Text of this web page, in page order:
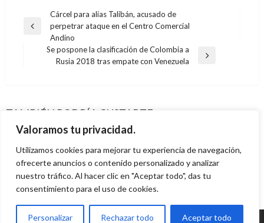
Valoramos tu privacidad.
Utilizamos cookies para mejorar tu experiencia de navegación,
ofrecerte anuncios o contenido personalizado y analizar
nuestro tráfico. Al hacer clic en "Aceptar todo", das tu
consentimiento para el uso de cookies.
Personalizar Rechazar todo Aceptar todo
Navegación
de
entradas
Entrada
anterior
Cárcel para alias Talibán, acusado de
perpetrar ataque en el Centro Comercial
Andino
Entrada
Se pospone la clasificación de Colombia a
Rusia 2018 tras empate con Venezuela
TAMBIÉN PODRÍA GUSTARTE
consumo de los millennials y centennials
Manuel Reyes Beltran viernes septiembre 13, 2019
iPad ya se agotó
Geovany Quintero Gómez lunes marzo 12, 2012
CIENCIA Y TECNOLOGÍA
Sony presenta la Xperia Tablet Z, la tableta
Juan Sebastián Obando miércoles febrero 6, 2013